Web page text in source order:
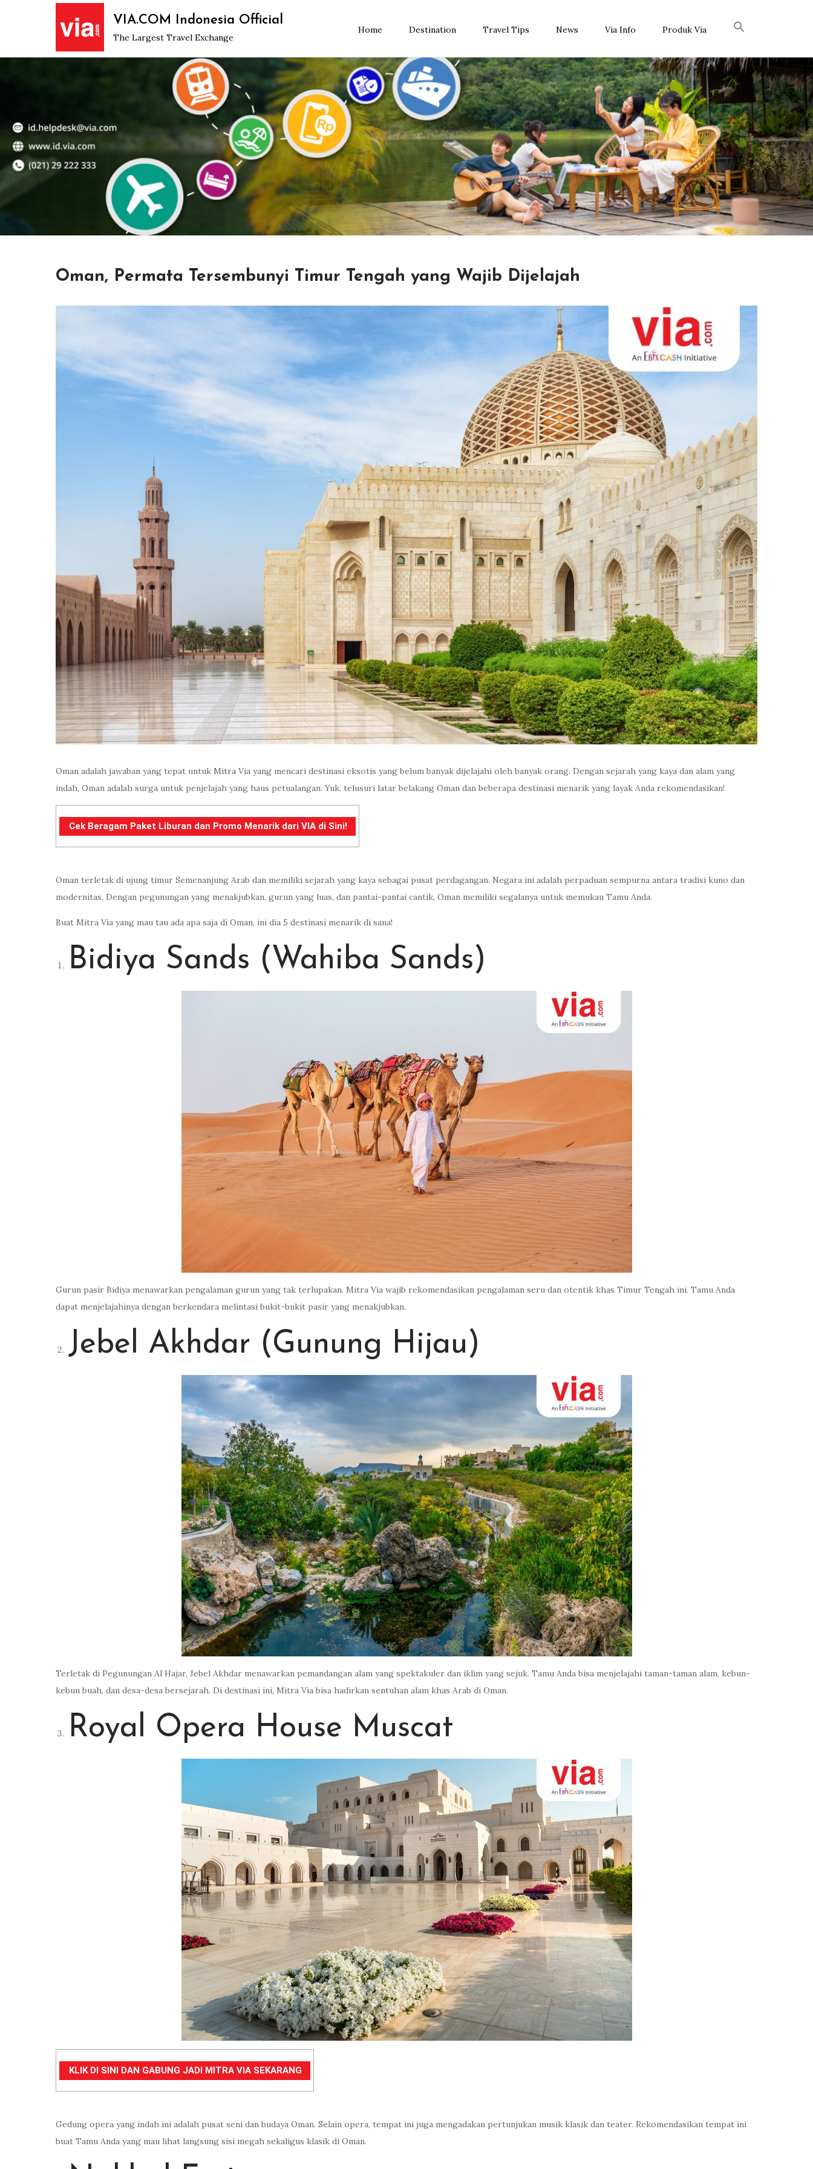
VIA.COM Indonesia Official
The Largest Travel Exchange
Home Destination Travel Tips News Via Info Produk Via
Oman, Permata Tersembunyi Timur Tengah yang Wajib Dijelajah
Oman adalah jawaban yang tepat untuk Mitra Via yang mencari destinasi eksotis yang belum banyak dijelajahi oleh banyak orang. Dengan sejarah yang kaya dan alam yang
indah, Oman adalah surga untuk penjelajah yang haus petualangan. Yuk, telusuri latar belakang Oman dan beberapa destinasi menarik yang layak Anda rekomendasikan!
Cek Beragam Paket Liburan dan Promo Menarik dari VIA di Sini!
Oman terletak di ujung timur Semenanjung Arab dan memiliki sejarah yang kaya sebagai pusat perdagangan. Negara ini adalah perpaduan sempurna antara tradisi kuno dan
modernitas. Dengan pegunungan yang menakjubkan, gurun yang luas, dan pantai-pantai cantik, Oman memiliki segalanya untuk memukau Tamu Anda.
Buat Mitra Via yang mau tau ada apa saja di Oman, ini dia 5 destinasi menarik di sana!
Bidiya Sands (Wahiba Sands)
Gurun pasir Bidiya menawarkan pengalaman gurun yang tak terlupakan. Mitra Via wajib rekomendasikan pengalaman seru dan otentik khas Timur Tengah ini. Tamu Anda
dapat menjelajahinya dengan berkendara melintasi bukit-bukit pasir yang menakjubkan.
Jebel Akhdar (Gunung Hijau)
Terletak di Pegunungan Al Hajar, Jebel Akhdar menawarkan pemandangan alam yang spektakuler dan iklim yang sejuk. Tamu Anda bisa menjelajahi taman-taman alam, kebun-
kebun buah, dan desa-desa bersejarah. Di destinasi ini, Mitra Via bisa hadirkan sentuhan alam khas Arab di Oman.
Royal Opera House Muscat
KLIK DI SINI DAN GABUNG JADI MITRA VIA SEKARANG
Gedung opera yang indah ini adalah pusat seni dan budaya Oman. Selain opera, tempat ini juga mengadakan pertunjukan musik klasik dan teater. Rekomendasikan tempat ini
buat Tamu Anda yang mau lihat langsung sisi megah sekaligus klasik di Oman.